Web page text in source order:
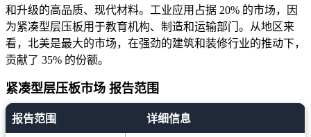
和升级的高品质、现代材料。工业应用占据 20% 的市场，因
为紧凑型层压板用于教育机构、制造和运输部门。从地区来
看，北美是最大的市场，在强劲的建筑和装修行业的推动下，
贡献了 35% 的份额。
紧凑型层压板市场 报告范围
报告范围 详细信息